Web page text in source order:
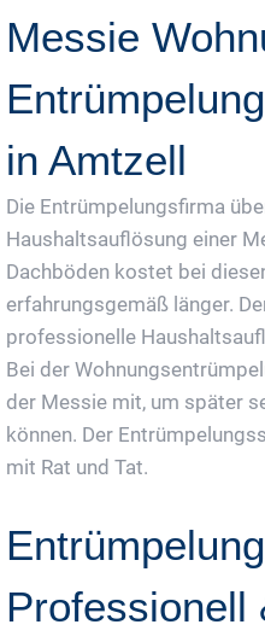
Messie
in Amtzell
Die Entrümpelungsfirma
Haushaltsauflösung einer
Dachböden kostet bei
erfahrungsgemäß länger.
professionelle
Bei der
der Messie mit, um später
können. Der
mit Rat und Tat.
Professionell